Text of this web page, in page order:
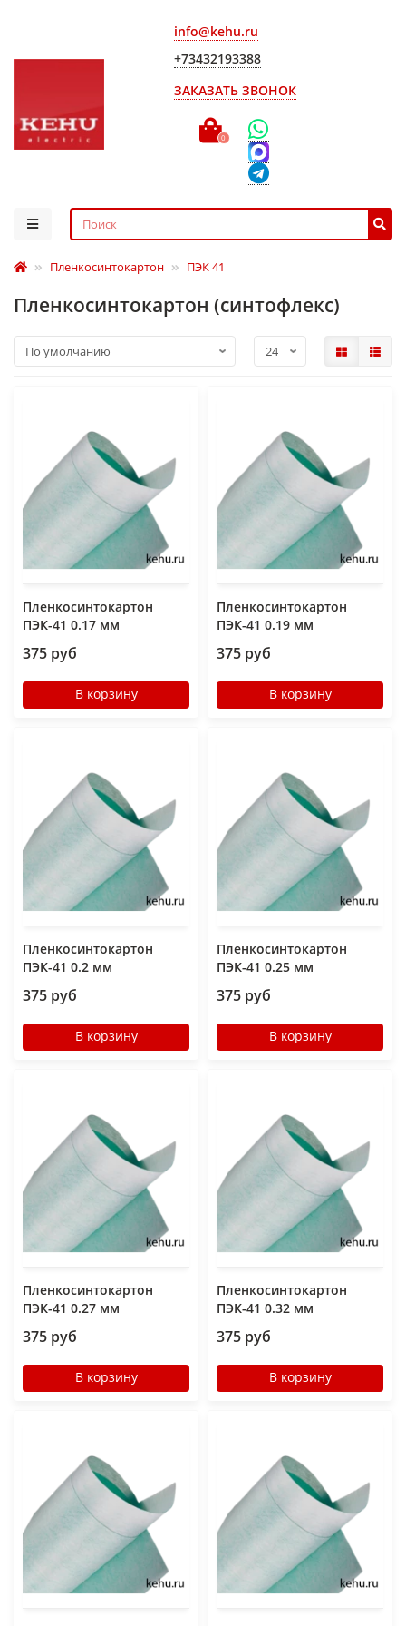
info@kehu.ru
+73432193388
ЗАКАЗАТЬ ЗВОНОК
0
Пленкосинтокартон ПЭК 41
Пленкосинтокартон (синтофлекс)
Пленкосинтокартон
ПЭК-41 0.17 мм
375 руб
В корзину
Пленкосинтокартон
ПЭК-41 0.19 мм
375 руб
В корзину
Пленкосинтокартон
ПЭК-41 0.2 мм
375 руб
В корзину
Пленкосинтокартон
ПЭК-41 0.25 мм
375 руб
В корзину
Пленкосинтокартон
ПЭК-41 0.27 мм
375 руб
В корзину
Пленкосинтокартон
ПЭК-41 0.32 мм
375 руб
В корзину